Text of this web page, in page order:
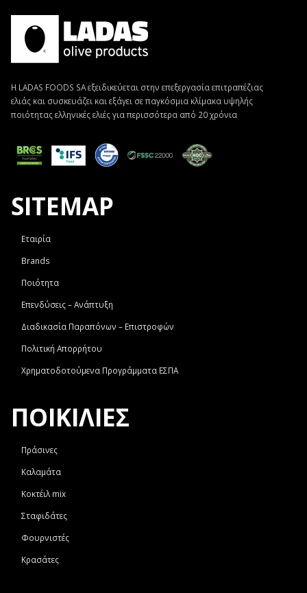
Η LADAS FOODS SA εξειδικεύεται στην επεξεργασία επιτραπέζιας
ελιάς και συσκευάζει και εξάγει σε παγκόσμια κλίμακα υψηλής
ποιότητας ελληνικές ελιές για περισσότερα από 20 χρόνια
SITEMAP
Εταιρία
Brands
Ποιότητα
Επενδύσεις – Ανάπτυξη
Διαδικασία Παραπόνων – Επιστροφών
Πολιτική Απορρήτου
Χρηματοδοτούμενα Προγράμματα ΕΣΠΑ
ΠΟΙΚΙΛΙΕΣ
Πράσινες
Καλαμάτα
Κοκτέιλ mix
Σταφιδάτες
Φουρνιστές
Κρασάτες